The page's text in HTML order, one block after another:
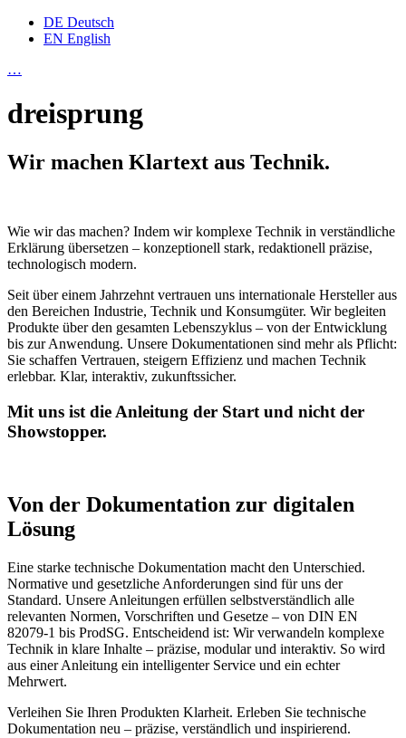
DE Deutsch
EN English
…
dreisprung
Wir machen Klartext aus Technik.
Wie wir das machen? Indem wir komplexe Technik in verständliche
Erklärung übersetzen – konzeptionell stark, redaktionell präzise,
technologisch modern.
Seit über einem Jahrzehnt vertrauen uns internationale Hersteller aus
den Bereichen Industrie, Technik und Konsumgüter. Wir begleiten
Produkte über den gesamten Lebenszyklus – von der Entwicklung
bis zur Anwendung. Unsere Dokumentationen sind mehr als Pflicht:
Sie schaffen Vertrauen, steigern Effizienz und machen Technik
erlebbar. Klar, interaktiv, zukunftssicher.
Mit uns ist die Anleitung der Start und nicht der
Showstopper.
Von der Dokumentation zur digitalen
Lösung
Eine starke technische Dokumentation macht den Unterschied.
Normative und gesetzliche Anforderungen sind für uns der
Standard. Unsere Anleitungen erfüllen selbstverständlich alle
relevanten Normen, Vorschriften und Gesetze – von DIN EN
82079-1 bis ProdSG. Entscheidend ist: Wir verwandeln komplexe
Technik in klare Inhalte – präzise, modular und interaktiv. So wird
aus einer Anleitung ein intelligenter Service und ein echter
Mehrwert.
Verleihen Sie Ihren Produkten Klarheit. Erleben Sie technische
Dokumentation neu – präzise, verständlich und inspirierend.